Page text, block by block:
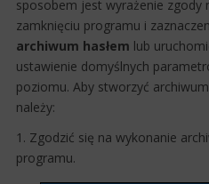
sposobem jest wyrażenie zgody
zamknięciu programu i
archiwum hasłem lub
ustawienie domyślnych
poziomu. Aby stworzyć
należy:
1. Zgodzić się na wykonanie
programu.